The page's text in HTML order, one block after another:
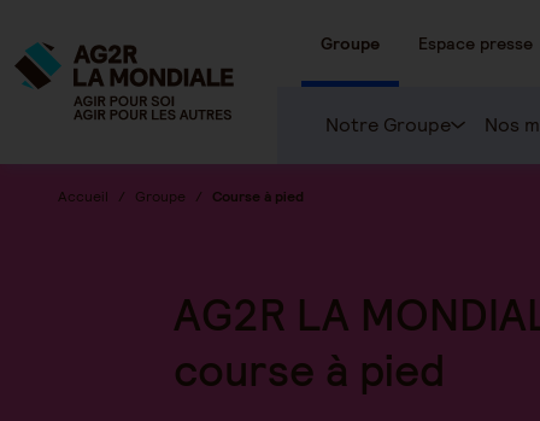
Groupe Espace presse
Notre Groupe Nos
Accueil Groupe Course à pied
AG2R LA
course à pied